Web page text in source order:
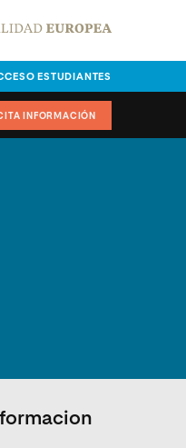
ESTUDIANTES
INFORMACIÓN